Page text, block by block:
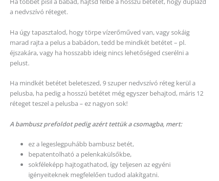
a nedvszívó réteget.
Ha úgy tapasztalod, hogy törpe vízerőműved van, vagy sokáig
marad rajta a pelus a babádon, tedd be mindkét betétet – pl.
éjszakára, vagy ha hosszabb ideig nincs lehetőséged cserélni a
pelust.
Ha mindkét betétet beleteszed, 9 szuper nedvszívó réteg kerül a
pelusba, ha pedig a hosszú betétet még egyszer behajtod, máris 12
réteget teszel a pelusba – ez nagyon sok!
A bambusz prefoldot pedig azért tettük a csomagba, mert:
ez a legeslegpuhább bambusz betét,
bepatentolható a pelenkakülsőkbe,
sokféleképp hajtogathatod, így teljesen az egyéni
igényeiteknek megfelelően tudod alakítgatni.